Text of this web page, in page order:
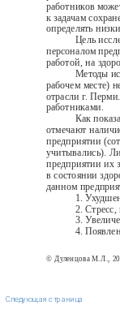
работников
к задачам
определять
Цель
персоналом
работой, на
Методы
рабочем месте)
отрасли г.
работниками.
Как
отмечают
предприятии
учитывались).
предприятии их
в состоянии
данном
1.
2. Стресс,
3.
4.
© Дуленцова М.Л.,
Следующая страница